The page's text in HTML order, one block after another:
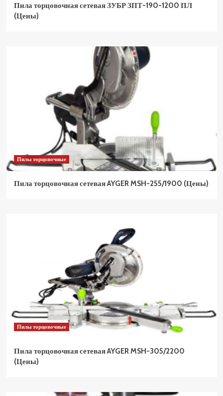
Пила торцовочная сетевая ЗУБР ЗПТ-190-1200 ПЛ
(Цены)
Пилы торцовочные
Пила торцовочная сетевая AYGER MSH-255/1900 (Цены)
Пилы торцовочные
Пила торцовочная сетевая AYGER MSH-305/2200
(Цены)